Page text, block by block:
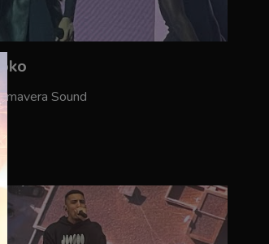
Sound